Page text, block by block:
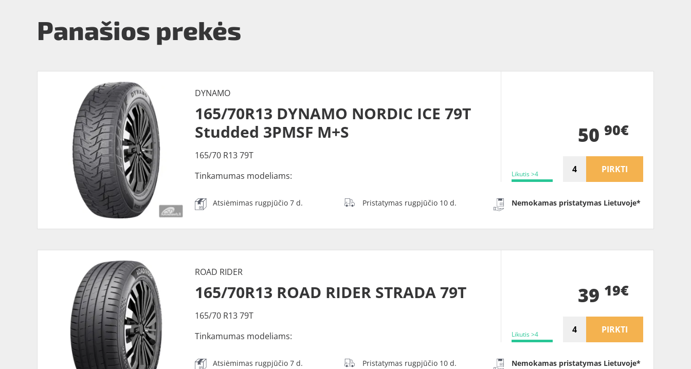
Panašios prekės
DYNAMO
165/70R13 DYNAMO NORDIC ICE 79T
Studded 3PMSF M+S
165/70 R13 79T
Tinkamumas modeliams:
Likutis >4
50 90€
PIRKTI
Atsiėmimas rugpjūčio 7 d. Pristatymas rugpjūčio 10 d. Nemokamas pristatymas Lietuvoje*
ROAD RIDER
165/70R13 ROAD RIDER STRADA 79T
165/70 R13 79T
Tinkamumas modeliams:
Likutis >4
39 19€
PIRKTI
Atsiėmimas rugpjūčio 7 d. Pristatymas rugpjūčio 10 d. Nemokamas pristatymas Lietuvoje*